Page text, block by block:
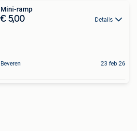
Mini-ramp
€ 5,00 Details
Beveren 23 feb 26